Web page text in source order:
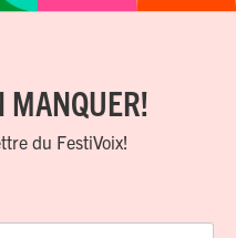
MANQUER!
du FestiVoix!